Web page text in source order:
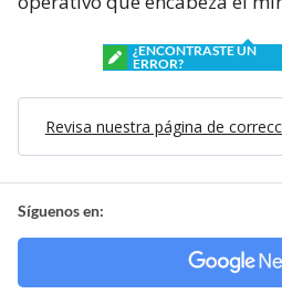
¿ENCONTRASTE UN
ERROR?
Revisa nuestra página de
Síguenos en: